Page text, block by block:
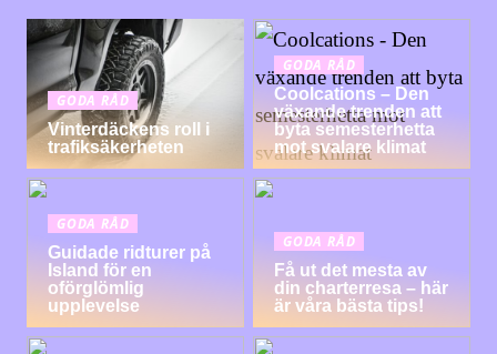
GODA RÅD
Vinterdäckens roll i
trafiksäkerheten
GODA RÅD
Coolcations – Den
växande trenden att
byta semesterhetta
mot svalare klimat
GODA RÅD
Guidade ridturer på
Island för en
oförglömlig
upplevelse
GODA RÅD
Få ut det mesta av
din charterresa – här
är våra bästa tips!